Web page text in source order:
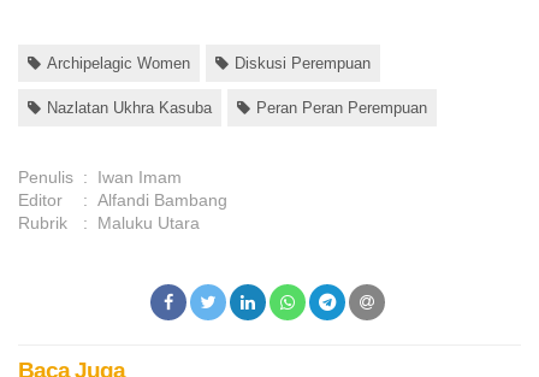
Archipelagic Women Diskusi Perempuan
Nazlatan Ukhra Kasuba Peran Peran Perempuan
Penulis :
Iwan Imam
Editor
: Alfandi Bambang
Rubrik
: Maluku Utara
Baca Juga